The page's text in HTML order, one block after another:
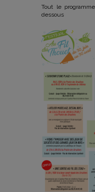
Tout le
dessous